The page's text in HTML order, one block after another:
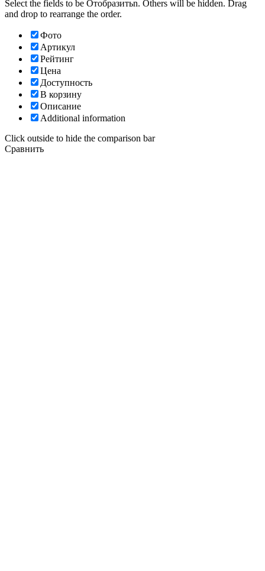
Select the fields to be Отобразитьn. Others will be hidden. Drag
and drop to rearrange the order.
Фото
Артикул
Рейтинг
Цена
Доступность
В корзину
Описание
Additional information
Click outside to hide the comparison bar
Сравнить